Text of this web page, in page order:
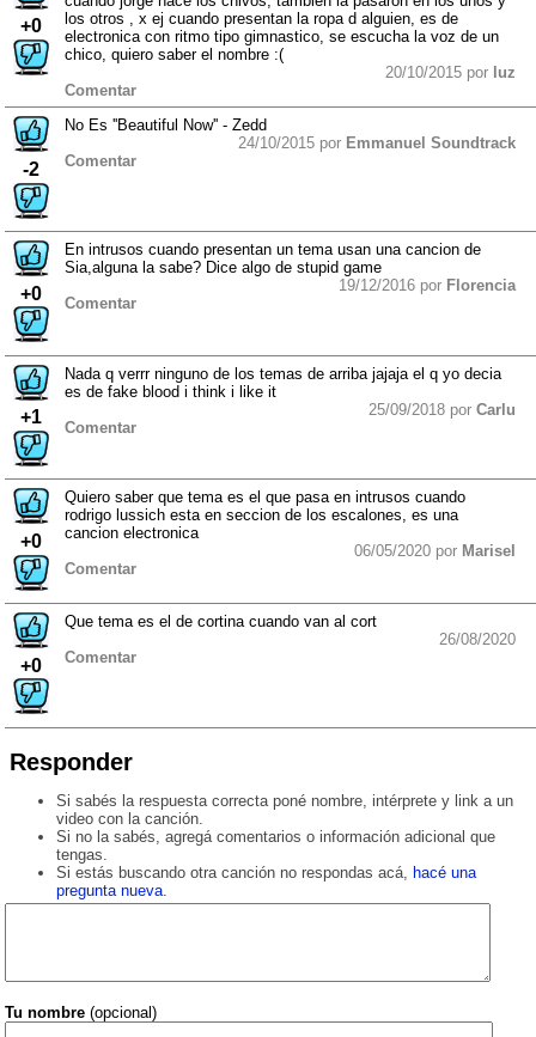
+0
los otros , x ej cuando presentan la ropa d alguien, es de
electronica con ritmo tipo gimnastico, se escucha la voz de un
chico, quiero saber el nombre :(
20/10/2015 por luz
Comentar
-2
No Es ''Beautiful Now'' - Zedd
24/10/2015 por Emmanuel Soundtrack
Comentar
+0
En intrusos cuando presentan un tema usan una cancion de
Sia,alguna la sabe? Dice algo de stupid game
19/12/2016 por Florencia
Comentar
+1
Nada q verrr ninguno de los temas de arriba jajaja el q yo decia
es de fake blood i think i like it
25/09/2018 por Carlu
Comentar
+0
Quiero saber que tema es el que pasa en intrusos cuando
rodrigo lussich esta en seccion de los escalones, es una
cancion electronica
06/05/2020 por Marisel
Comentar
+0
Que tema es el de cortina cuando van al cort
26/08/2020
Comentar
Responder
Si sabés la respuesta correcta poné nombre, intérprete y link a un
video con la canción.
Si no la sabés, agregá comentarios o información adicional que
tengas.
Si estás buscando otra canción no respondas acá,
hacé una
pregunta nueva.
Tu nombre (opcional)